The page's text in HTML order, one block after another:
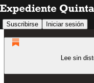
Suscribirse Iniciar sesión
Lee sin